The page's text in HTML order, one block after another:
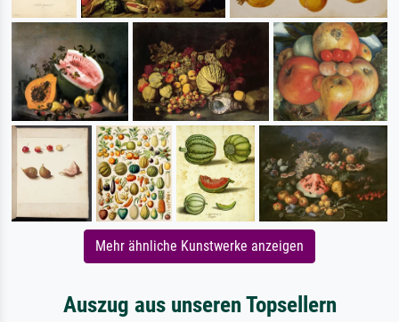
Mehr ähnliche Kunstwerke anzeigen
Auszug aus unseren Topsellern